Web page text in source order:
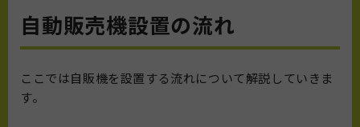
自動販売機設置の流れ
ここでは自販機を設置する流れについて解説していきま
す。